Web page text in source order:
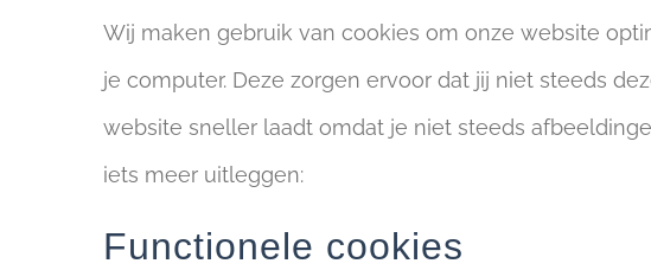
Wij maken gebruik van cookies om onze website
je computer. Deze zorgen ervoor dat jij niet steeds
website sneller laadt omdat je niet steeds
iets meer uitleggen:
Functionele cookies